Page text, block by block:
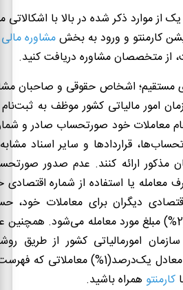
از موارد ذکر شده در بالا با اشکالاتی
کارمنتو و ورود به بخشمشاوره
از متخصصان مشاوره دریافت کنید.
مستقیم؛ اشخاص حقوقی و
امور مالیاتی کشور موظف به ثبت‌نام
معاملات خود صورتحساب صادر و
قراردادها و سایر اسناد
مذکور ارائه کنند. عدم صدور
یا استفاده از شماره اقتصادی
دیگران برای معاملات خود،
جریمه‌ای معادل دودرصد(2%) مبلغ مورد معامله‌ می‌شود.
امورمالیاتی کشور از طریق
می‌شود مشمول جریمه‌ای معادل یک‌درصد(1%)
کارمنتو همراه باشید.